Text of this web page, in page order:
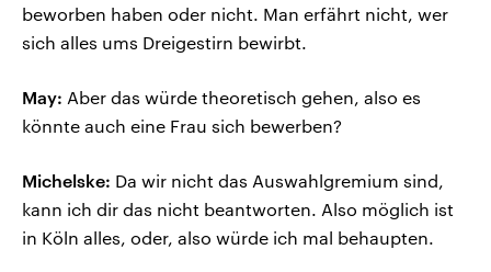
beworben haben oder nicht. Man erfährt nicht, wer
sich alles ums Dreigestirn bewirbt.
May: Aber das würde theoretisch gehen, also es
könnte auch eine Frau sich bewerben?
Michelske: Da wir nicht das Auswahlgremium sind,
kann ich dir das nicht beantworten. Also möglich ist
in Köln alles, oder, also würde ich mal behaupten.